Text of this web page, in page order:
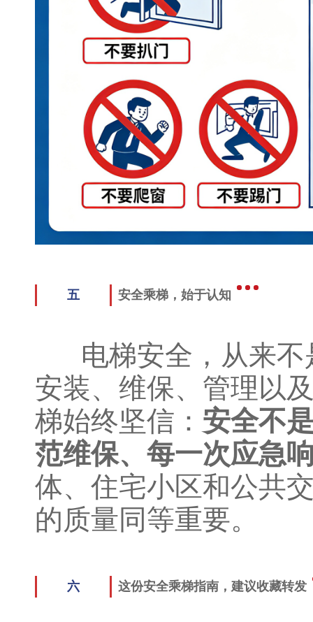
五 安全乘梯，始于认知
电梯安全，从来不
安装、维保、管理以
梯始终坚信： 安全不
范维保、每一次应急
体、住宅小区和公共
的质量同等重要。
六 这份安全乘梯指南，建议收藏转发